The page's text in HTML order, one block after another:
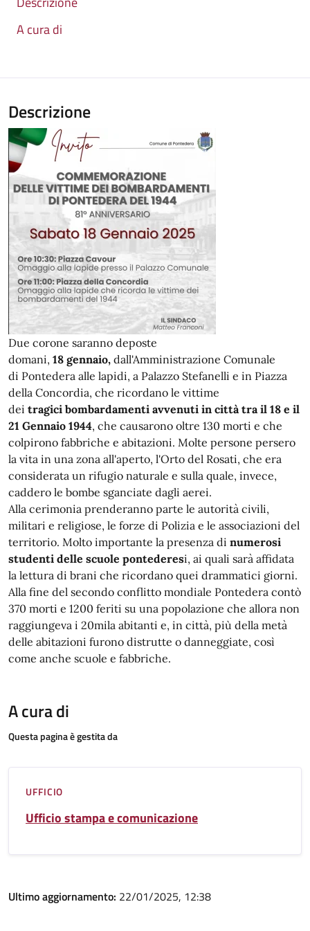
A cura di
Descrizione
Due corone saranno deposte
domani, 18 gennaio, dall'Amministrazione Comunale
di Pontedera alle lapidi, a Palazzo Stefanelli e in Piazza
della Concordia, che ricordano le vittime
dei tragici bombardamenti avvenuti in città tra il 18 e il
21 Gennaio 1944, che causarono oltre 130 morti e che
colpirono fabbriche e abitazioni. Molte persone persero
la vita in una zona all'aperto, l'Orto del Rosati, che era
considerata un rifugio naturale e sulla quale, invece,
caddero le bombe sganciate dagli aerei.
Alla cerimonia prenderanno parte le autorità civili,
militari e religiose, le forze di Polizia e le associazioni del
territorio. Molto importante la presenza di numerosi
studenti delle scuole pontederesi, ai quali sarà affidata
la lettura di brani che ricordano quei drammatici giorni.
Alla fine del secondo conflitto mondiale Pontedera contò
370 morti e 1200 feriti su una popolazione che allora non
raggiungeva i 20mila abitanti e, in città, più della metà
delle abitazioni furono distrutte o danneggiate, così
come anche scuole e fabbriche.
A cura di
Questa pagina è gestita da
UFFICIO
Ufficio stampa e comunicazione
Ultimo aggiornamento: 22/01/2025, 12:38